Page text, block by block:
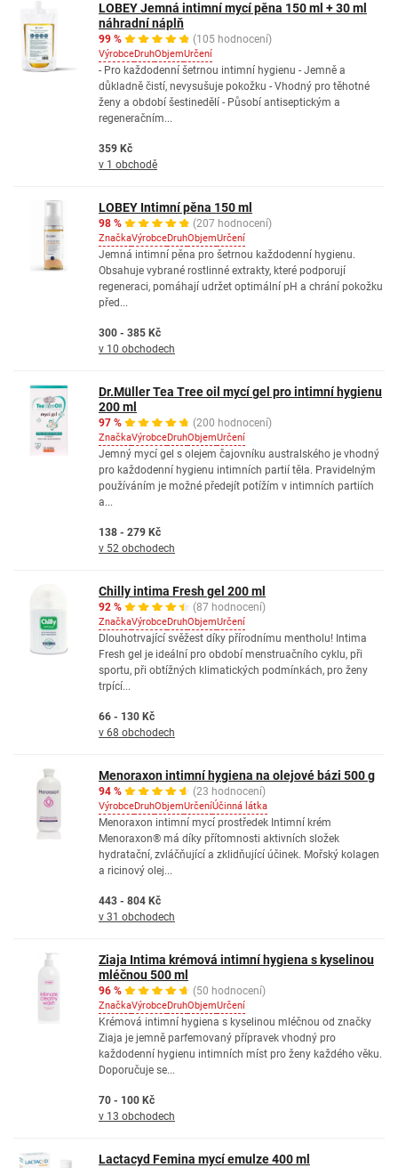
LOBEY Jemná intimní mycí pěna 150 ml + 30 ml
náhradní náplň
99 % (105 hodnocení)
VýrobceDruhObjemUrčení
- Pro každodenní šetrnou intimní hygienu - Jemně a
důkladně čistí, nevysušuje pokožku - Vhodný pro těhotné
ženy a období šestinedělí - Působí antiseptickým a
regeneračním...
359 Kč
v 1 obchodě
LOBEY Intimní pěna 150 ml
98 % (207 hodnocení)
ZnačkaVýrobceDruhObjemUrčení
Jemná intimní pěna pro šetrnou každodenní hygienu.
Obsahuje vybrané rostlinné extrakty, které podporují
regeneraci, pomáhají udržet optimální pH a chrání pokožku
před...
300 - 385 Kč
v 10 obchodech
Dr.Müller Tea Tree oil mycí gel pro intimní hygienu
200 ml
97 % (200 hodnocení)
ZnačkaVýrobceDruhObjemUrčení
Jemný mycí gel s olejem čajovníku australského je vhodný
pro každodenní hygienu intimních partií těla. Pravidelným
používáním je možné předejít potížím v intimních partiích
a...
138 - 279 Kč
v 52 obchodech
Chilly intima Fresh gel 200 ml
92 % (87 hodnocení)
ZnačkaVýrobceDruhObjemUrčení
Dlouhotrvající svěžest díky přírodnímu mentholu! Intima
Fresh gel je ideální pro období menstruačního cyklu, při
sportu, při obtížných klimatických podmínkách, pro ženy
trpící...
66 - 130 Kč
v 68 obchodech
Menoraxon intimní hygiena na olejové bázi 500 g
94 % (23 hodnocení)
VýrobceDruhObjemUrčeníÚčinná látka
Menoraxon intimní mycí prostředek Intimní krém
Menoraxon® má díky přítomnosti aktivních složek
hydratační, zvláčňující a zklidňující účinek. Mořský kolagen
a ricinový olej...
443 - 804 Kč
v 31 obchodech
Ziaja Intima krémová intimní hygiena s kyselinou
mléčnou 500 ml
96 % (50 hodnocení)
ZnačkaVýrobceDruhObjemUrčení
Krémová intimní hygiena s kyselinou mléčnou od značky
Ziaja je jemně parfemovaný přípravek vhodný pro
každodenní hygienu intimních míst pro ženy každého věku.
Doporučuje se...
70 - 100 Kč
v 13 obchodech
Lactacyd Femina mycí emulze 400 ml